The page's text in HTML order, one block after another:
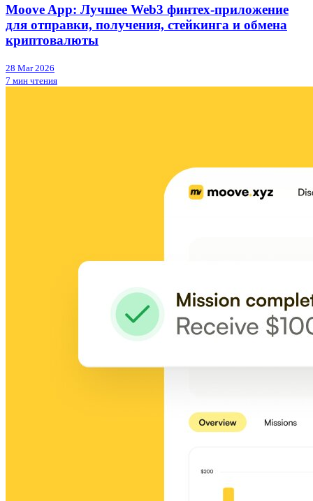
Moove App: Лучшее Web3 финтех-приложение
для отправки, получения, стейкинга и обмена
криптовалюты
28 Mar 2026
7 мин чтения